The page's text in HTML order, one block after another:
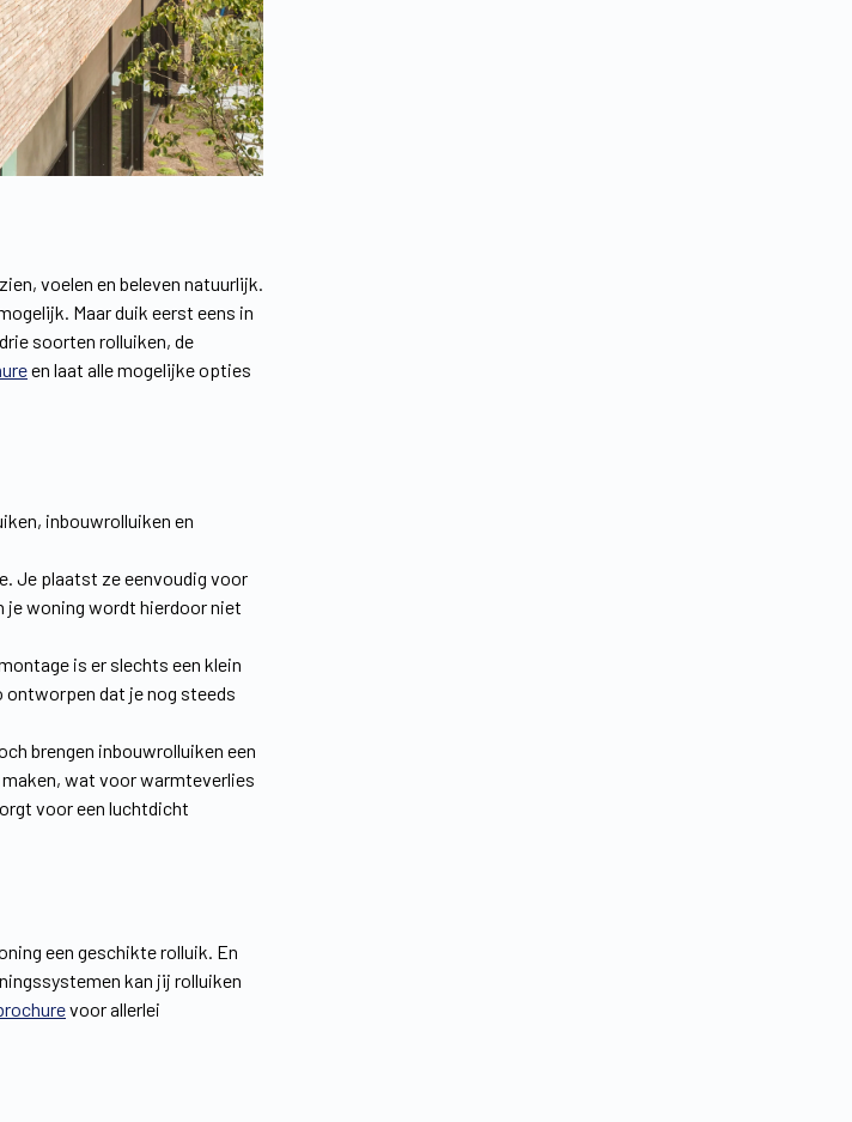
voelen en beleven natuurlijk.
Maar duik eerst eens in
soorten rolluiken, de
en laat alle mogelijke opties
inbouwrolluiken en
Je plaatst ze eenvoudig voor
je woning wordt hierdoor niet
is er slechts een klein
ontworpen dat je nog steeds
brengen inbouwrolluiken een
wat voor warmteverlies
voor een luchtdicht
een geschikte rolluik. En
kan jij rolluiken
voor allerlei